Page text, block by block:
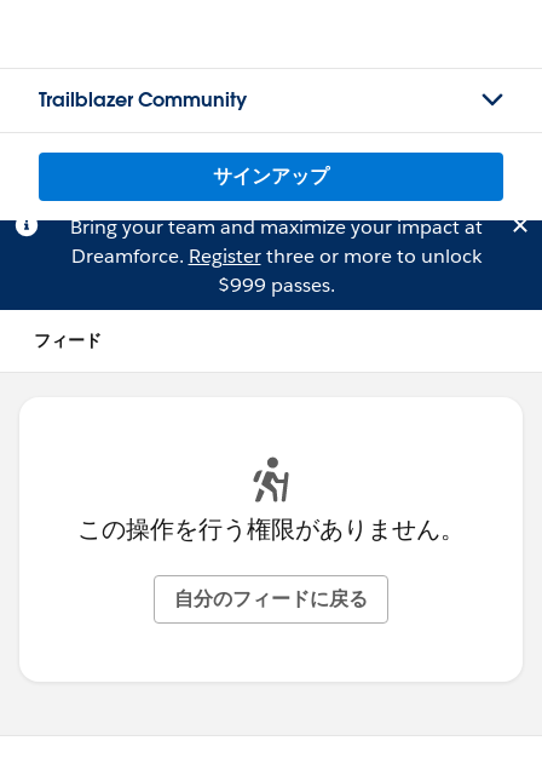
Trailblazer Community
サインアップ
Bring your team and maximize your impact at
Dreamforce. Registerthree or more to unlock
$999 passes.
フィード
この操作を行う権限がありません。
自分のフィードに戻る